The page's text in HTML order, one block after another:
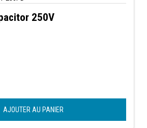
250V
AJOUTER AU PANIER